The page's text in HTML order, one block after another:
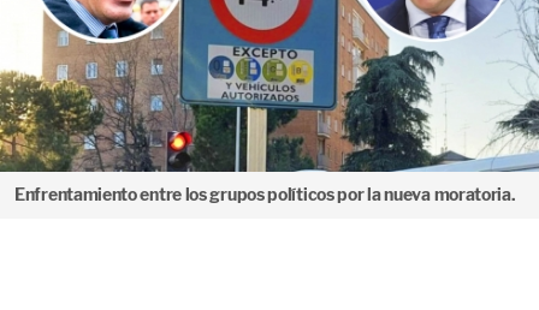
Enfrentamiento entre los grupos políticos por la nueva moratoria.